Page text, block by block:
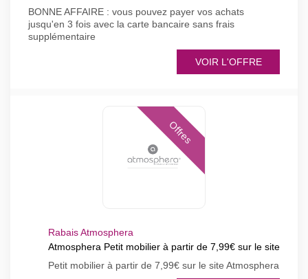
BONNE AFFAIRE : vous pouvez payer vos achats
jusqu'en 3 fois avec la carte bancaire sans frais
supplémentaire
VOIR L'OFFRE
Offres
Rabais Atmosphera
Atmosphera Petit mobilier à partir de 7,99€ sur le site
Petit mobilier à partir de 7,99€ sur le site Atmosphera